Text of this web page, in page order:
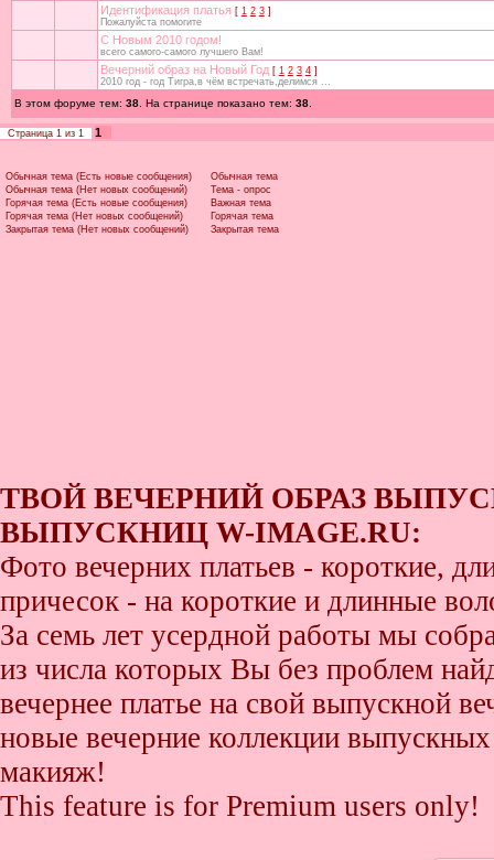
Идентификация платья [ 1 2 3]
Пожалуйста помогите
С Новым 2010 годом!
всего самого-самого лучшего Вам!
Вечерний образ на Новый Год [ 1 2 3 4]
2010 год - год Тигра,в чём встречать,делимся ...
В этом форуме тем: 38. На странице показано тем: 38.
Страница 1 из 1 1
Обычная тема (Есть новые сообщения)
Обычная тема
Обычная тема (Нет новых сообщений)
Тема - опрос
Горячая тема (Есть новые сообщения)
Важная тема
Горячая тема (Нет новых сообщений)
Горячая тема
Закрытая тема (Нет новых сообщений)
Закрытая тема
ТВОЙ ВЕЧЕРНИЙ ОБРАЗ
ВЫПУСКНИЦ W-IMAGE.RU:
Фото вечерних платьев - короткие,
причесок - на короткие и длинные
За семь лет усердной работы мы
из числа которых Вы без проблем
вечернее платье на свой выпускной
новые вечерние коллекции
макияж!
This feature is for Premium users only!